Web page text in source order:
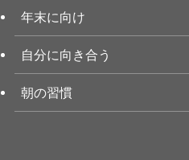
年末に向け
自分に向き合う
朝の習慣